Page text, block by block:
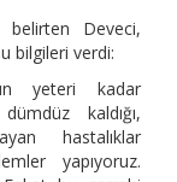
belirten Deveci,
bilgileri verdi:
yeteri kadar
kaldığı,
hastalıklar
yapıyoruz.